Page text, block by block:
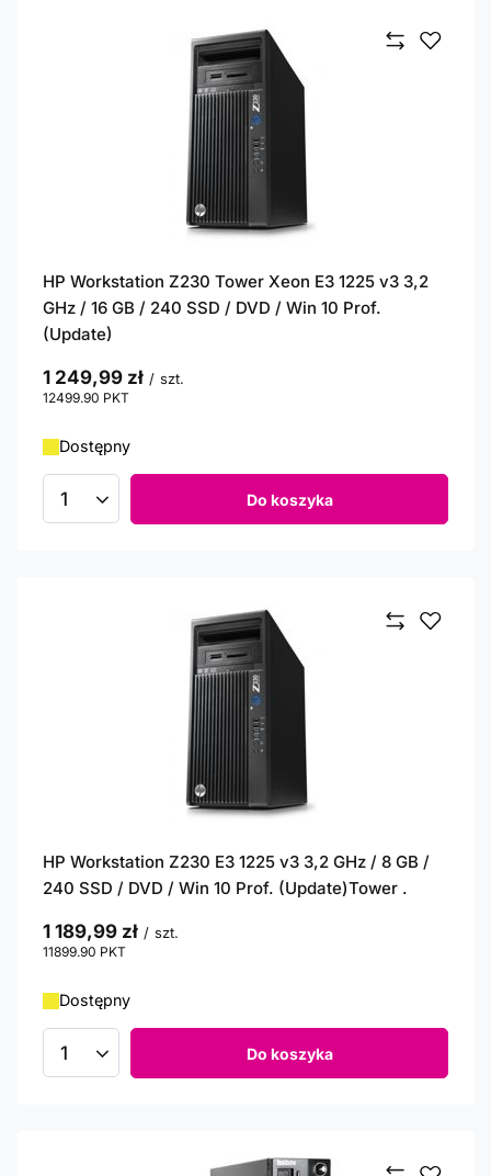
HP Workstation Z230 Tower Xeon E3 1225 v3 3,2
GHz / 16 GB / 240 SSD / DVD / Win 10 Prof.
(Update)
1 249,99 zł / szt.
12499.90 PKT
Dostępny
Ilość produktów Do koszyka
HP Workstation Z230 E3 1225 v3 3,2 GHz / 8 GB /
240 SSD / DVD / Win 10 Prof. (Update)Tower .
1 189,99 zł / szt.
11899.90 PKT
Dostępny
Ilość produktów Do koszyka